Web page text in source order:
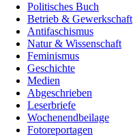
Politisches Buch
Betrieb & Gewerkschaft
Antifaschismus
Natur & Wissenschaft
Feminismus
Geschichte
Medien
Abgeschrieben
Leserbriefe
Wochenendbeilage
Fotoreportagen